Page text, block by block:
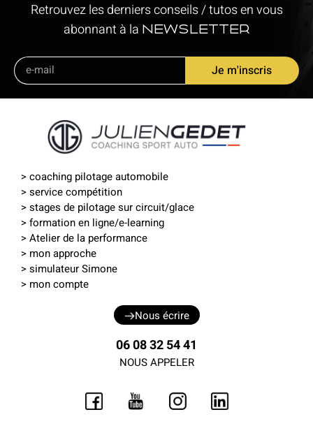
Retrouvez les derniers conseils / tutos en vous
abonnant à la newsletter
Je m'inscris
>coaching pilotage automobile
>service compétition
>stages de pilotage sur circuit/glace
>formation en ligne/e-learning
> Atelier de la performance
> mon approche
>simulateur Simone
> mon compte
Nous écrire
06 08 32 54 41
NOUS APPELER